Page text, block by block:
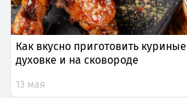
Как вкусно приготовить
духовке и на сковороде
13 мая